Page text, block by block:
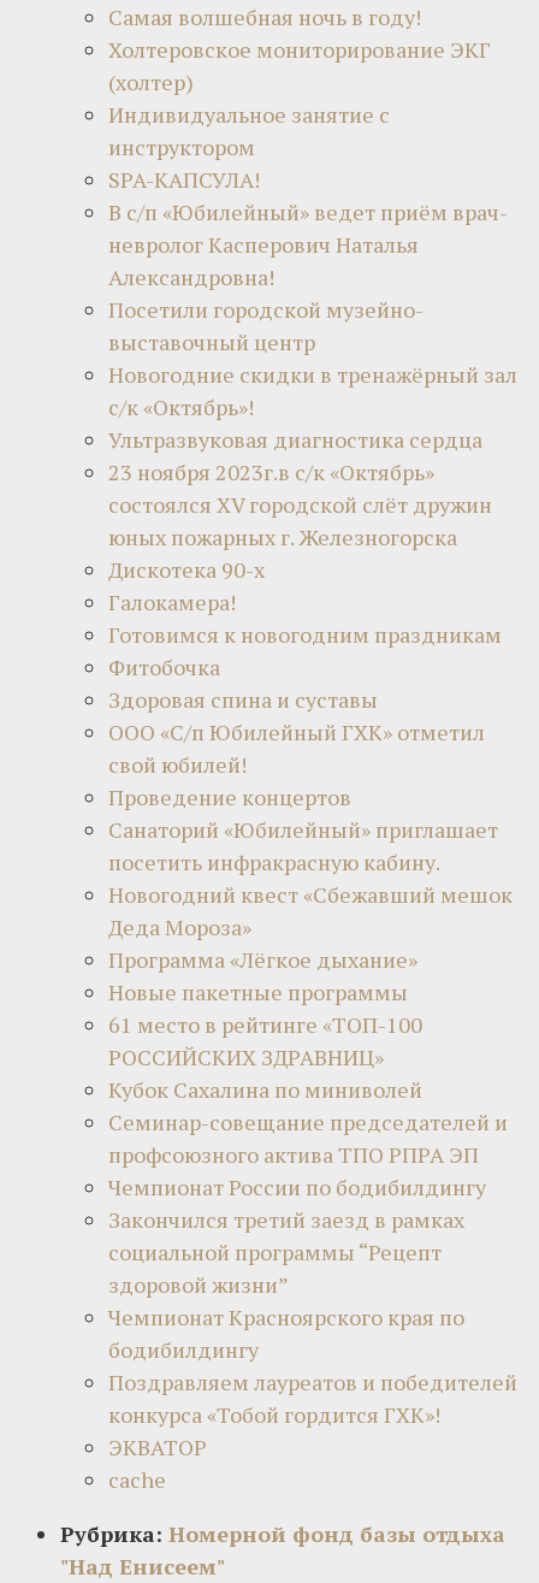
Самая волшебная ночь в году!
Холтеровское мониторирование ЭКГ
(холтер)
Индивидуальное занятие с
инструктором
SPA-КАПСУЛА!
В с/п «Юбилейный» ведет приём врач-
невролог Касперович Наталья
Александровна!
Посетили городской музейно-
выставочный центр
Новогодние скидки в тренажёрный зал
с/к «Октябрь»!
Ультразвуковая диагностика сердца
23 ноября 2023г.в с/к «Октябрь»
состоялся XV городской слёт дружин
юных пожарных г. Железногорска
Дискотека 90-х
Галокамера!
Готовимся к новогодним праздникам
Фитобочка
Здоровая спина и суставы
ООО «С/п Юбилейный ГХК» отметил
свой юбилей!
Проведение концертов
Санаторий «Юбилейный» приглашает
посетить инфракрасную кабину.
Новогодний квест «Сбежавший мешок
Деда Мороза»
Программа «Лёгкое дыхание»
Новые пакетные программы
61 место в рейтинге «ТОП-100
РОССИЙСКИХ ЗДРАВНИЦ»
Кубок Сахалина по миниволей
Семинар-совещание председателей и
профсоюзного актива ТПО РПРА ЭП
Чемпионат России по бодибилдингу
Закончился третий заезд в рамках
социальной программы “Рецепт
здоровой жизни”
Чемпионат Красноярского края по
бодибилдингу
Поздравляем лауреатов и победителей
конкурса «Тобой гордится ГХК»!
ЭКВАТОР
cache
Рубрика: Номерной фонд базы отдыха
"Над Енисеем"